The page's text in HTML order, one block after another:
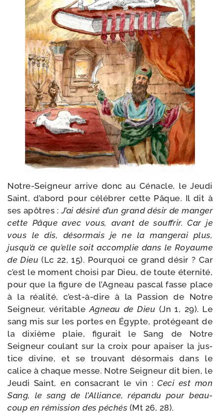
Notre-​Seigneur arrive donc au Cénacle, le Jeudi
Saint, d’abord pour célé­brer cette Pâque. Il dit à
ses apôtres :J’ai dési­ré d’un grand désir de man­ger
cette Pâque avec vous, avant de souf­frir. Car je
vous le dis, désor­mais je ne la man­ge­rai plus,
jusqu’à ce qu’elle soit accom­plie dans le Royaume
de Dieu (Lc 22, 15). Pourquoi ce grand désir ? Car
c’est le moment choi­si par Dieu, de toute éter­ni­té,
pour que la figure de l’Agneau pas­cal fasse place
à la réa­li­té, c’est-à-dire à la Passion de Notre
Seigneur, véri­tableAgneau de Dieu (Jn 1, 29). Le
sang mis sur les portes en Égypte, pro­té­geant de
la dixième plaie, figu­rait le Sang de Notre
Seigneur cou­lant sur la croix pour apai­ser la jus­
tice divine, et se trou­vant désor­mais dans le
calice à chaque messe. Notre Seigneur dit bien, le
Jeudi Saint, en consa­crant le vin :Ceci est mon
Sang, le sang de l’Alliance, répan­du pour beau­
coup en rémis­sion des péchés (Mt 26, 28).